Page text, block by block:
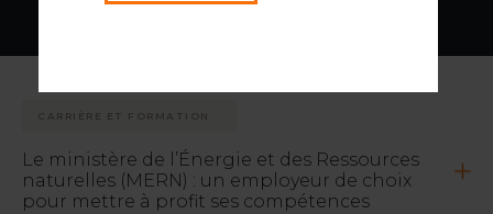
CARRIÈRE ET FORMATION
Le ministère de l’Énergie et des Ressources
naturelles (MERN) : un employeur de choix
pour mettre à profit ses compétences